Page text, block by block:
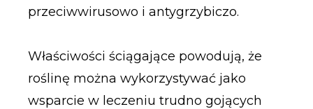
przeciwwirusowo i antygrzybiczo.
Właściwości ściągające powodują, że
roślinę można wykorzystywać jako
wsparcie w leczeniu trudno gojących